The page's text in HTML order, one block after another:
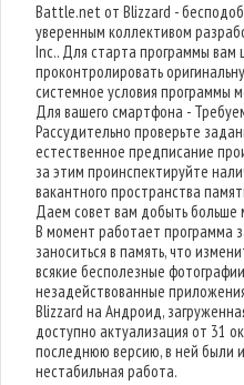
Battle.net от Blizzard -
уверенным коллективом
Inc.. Для старта программы вам
проконтролировать
системное условия программы
Для вашего смартфона -
Рассудительно проверьте
естественное предписание
за этим проинспектируйте
вакантного пространства
Даем совет вам добыть больше
В момент работает программа
заноситься в память, что
всякие бесполезные
незадействованные
Blizzard на Андроид,
доступно актуализация от 31
последнюю версию, в ней были
нестабильная работа.